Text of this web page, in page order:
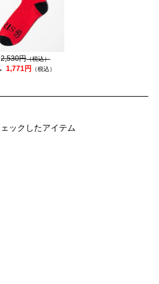
2,530円（税込）
1,771円 （税込）
ックしたアイテム